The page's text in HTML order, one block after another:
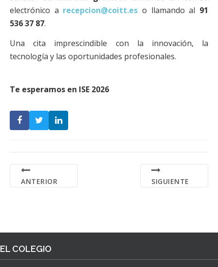
electrónico a recepcion@coitt.es o llamando al 91
536 37 87.
Una cita imprescindible con la innovación, la
tecnología y las oportunidades profesionales.
Te esperamos en ISE 2026
ANTERIOR SIGUIENTE
EL COLEGIO